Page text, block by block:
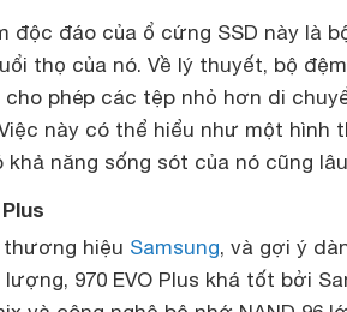
độc đáo của ổ cứng SSD này là
thọ của nó. Về lý thuyết, bộ
phép các tệp nhỏ hơn di
này có thể hiểu như một hình
năng sống sót của nó cũng
hiệu Samsung, và gợi ý
lượng, 970 EVO Plus khá tốt bởi